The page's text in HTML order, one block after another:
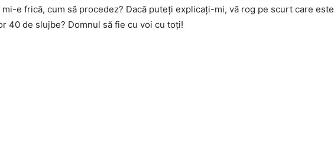
e frică, cum să procedez? Dacă puteţi explicaţi-mi, vă rog pe scurt care este
40 de slujbe? Domnul să fie cu voi cu toţi!